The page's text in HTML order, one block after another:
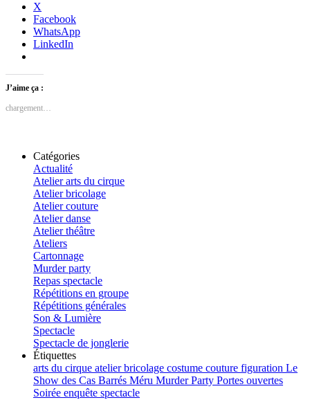
X
Facebook
WhatsApp
LinkedIn
J’aime ça :
chargement…
Catégories
Actualité
Atelier arts du cirque
Atelier bricolage
Atelier couture
Atelier danse
Atelier théâtre
Ateliers
Cartonnage
Murder party
Repas spectacle
Répétitions en groupe
Répétitions générales
Son & Lumière
Spectacle
Spectacle de jonglerie
Étiquettes
arts du cirque atelierbricolage costume couture figuration Le
Show des Cas Barrés Méru Murder Party Portes ouvertes
Soirée enquête spectacle